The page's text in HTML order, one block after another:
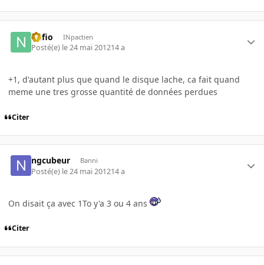
nufio INpactien
Posté(e) le 24 mai 201214 a
+1, d'autant plus que quand le disque lache, ca fait quand
meme une tres grosse quantité de données perdues
Citer
ngcubeur Banni
Posté(e) le 24 mai 201214 a
On disait ça avec 1To y'a 3 ou 4 ans
Citer